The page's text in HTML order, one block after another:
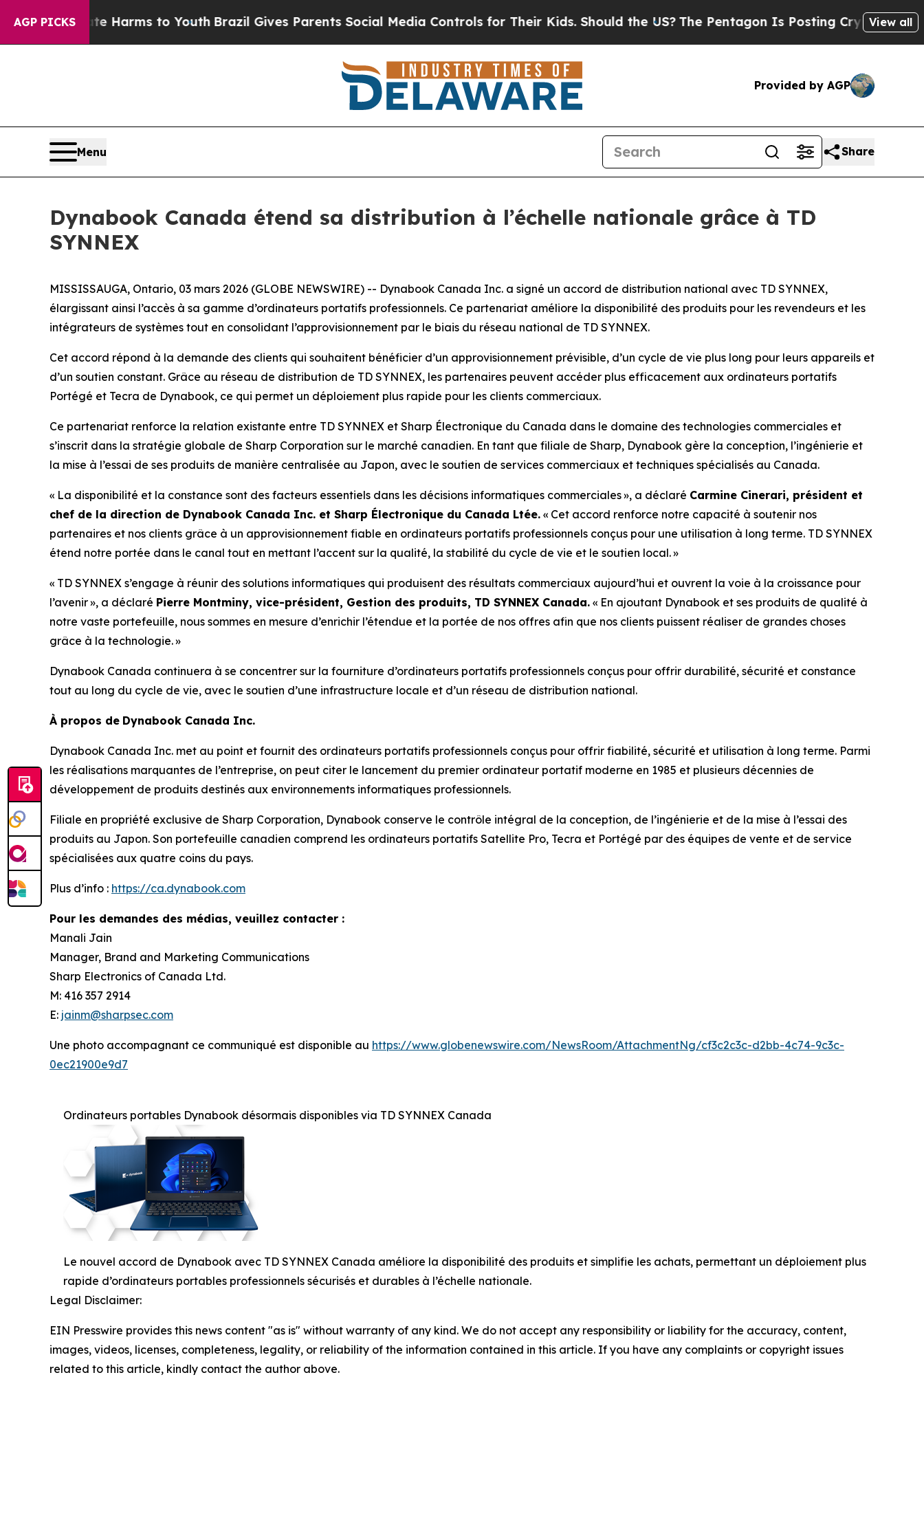
AGP PICKS
Abate Harms to YouthBrazil Gives Parents Social Media Controls for Their Kids. Should the US? The Pentagon Is Posting Cryptic BiblicalView all
Provided by AGP
Menu Share
Dynabook Canada étend sa distribution à l’échelle nationale grâce à TD
SYNNEX
MISSISSAUGA, Ontario, 03 mars 2026 (GLOBE NEWSWIRE) -- Dynabook Canada Inc. a signé un accord de distribution national avec TD SYNNEX,
élargissant ainsi l’accès à sa gamme d’ordinateurs portatifs professionnels. Ce partenariat améliore la disponibilité des produits pour les revendeurs et les
intégrateurs de systèmes tout en consolidant l’approvisionnement par le biais du réseau national de TD SYNNEX.
Cet accord répond à la demande des clients qui souhaitent bénéficier d’un approvisionnement prévisible, d’un cycle de vie plus long pour leurs appareils et
d’un soutien constant. Grâce au réseau de distribution de TD SYNNEX, les partenaires peuvent accéder plus efficacement aux ordinateurs portatifs
Portégé et Tecra de Dynabook, ce qui permet un déploiement plus rapide pour les clients commerciaux.
Ce partenariat renforce la relation existante entre TD SYNNEX et Sharp Électronique du Canada dans le domaine des technologies commerciales et
s’inscrit dans la stratégie globale de Sharp Corporation sur le marché canadien. En tant que filiale de Sharp, Dynabook gère la conception, l’ingénierie et
la mise à l’essai de ses produits de manière centralisée au Japon, avec le soutien de services commerciaux et techniques spécialisés au Canada.
« La disponibilité et la constance sont des facteurs essentiels dans les décisions informatiques commerciales », a déclaré Carmine Cinerari, président et
chef de la direction de Dynabook Canada Inc. et Sharp Électronique du Canada Ltée. « Cet accord renforce notre capacité à soutenir nos
partenaires et nos clients grâce à un approvisionnement fiable en ordinateurs portatifs professionnels conçus pour une utilisation à long terme. TD SYNNEX
étend notre portée dans le canal tout en mettant l’accent sur la qualité, la stabilité du cycle de vie et le soutien local. »
« TD SYNNEX s’engage à réunir des solutions informatiques qui produisent des résultats commerciaux aujourd’hui et ouvrent la voie à la croissance pour
l’avenir », a déclaré Pierre Montminy, vice-président, Gestion des produits, TD SYNNEX Canada. « En ajoutant Dynabook et ses produits de qualité à
notre vaste portefeuille, nous sommes en mesure d’enrichir l’étendue et la portée de nos offres afin que nos clients puissent réaliser de grandes choses
grâce à la technologie. »
Dynabook Canada continuera à se concentrer sur la fourniture d’ordinateurs portatifs professionnels conçus pour offrir durabilité, sécurité et constance
tout au long du cycle de vie, avec le soutien d’une infrastructure locale et d’un réseau de distribution national.
À propos de Dynabook Canada Inc.
Dynabook Canada Inc. met au point et fournit des ordinateurs portatifs professionnels conçus pour offrir fiabilité, sécurité et utilisation à long terme. Parmi
les réalisations marquantes de l’entreprise, on peut citer le lancement du premier ordinateur portatif moderne en 1985 et plusieurs décennies de
développement de produits destinés aux environnements informatiques professionnels.
Filiale en propriété exclusive de Sharp Corporation, Dynabook conserve le contrôle intégral de la conception, de l’ingénierie et de la mise à l’essai des
produits au Japon. Son portefeuille canadien comprend les ordinateurs portatifs Satellite Pro, Tecra et Portégé par des équipes de vente et de service
spécialisées aux quatre coins du pays.
Plus d’info : https://ca.dynabook.com
Pour les demandes des médias, veuillez contacter :
Manali Jain
Manager, Brand and Marketing Communications
Sharp Electronics of Canada Ltd.
M: 416 357 2914
E: jainm@sharpsec.com
Une photo accompagnant ce communiqué est disponible au https://www.globenewswire.com/NewsRoom/AttachmentNg/cf3c2c3c-d2bb-4c74-9c3c-
0ec21900e9d7
Ordinateurs portables Dynabook désormais disponibles via TD SYNNEX Canada
Le nouvel accord de Dynabook avec TD SYNNEX Canada améliore la disponibilité des produits et simplifie les achats, permettant un déploiement plus
rapide d’ordinateurs portables professionnels sécurisés et durables à l’échelle nationale.
Legal Disclaimer:
EIN Presswire provides this news content "as is" without warranty of any kind. We do not accept any responsibility or liability for the accuracy, content,
images, videos, licenses, completeness, legality, or reliability of the information contained in this article. If you have any complaints or copyright issues
related to this article, kindly contact the author above.